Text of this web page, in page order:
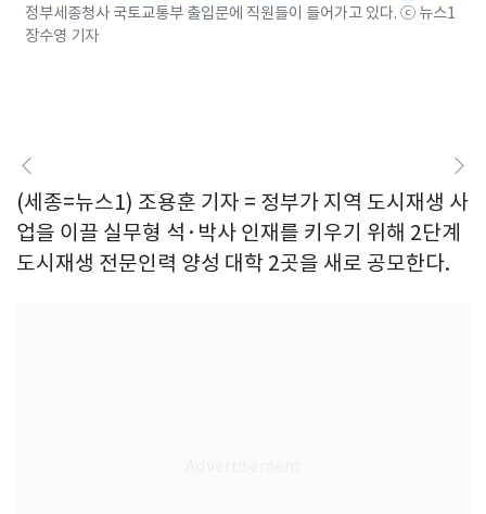
정부세종청사 국토교통부 출입문에 직원들이 들어가고 있다. ⓒ 뉴스1
장수영 기자
(세종=뉴스1) 조용훈 기자 = 정부가 지역 도시재생 사
업을 이끌 실무형 석·박사 인재를 키우기 위해 2단계
도시재생 전문인력 양성 대학 2곳을 새로 공모한다.